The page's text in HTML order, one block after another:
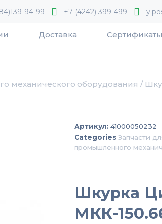
94-99 +7 (4242) 399-499
Доставка Сертификаты
механического оборудования /
Артикул: 41000050232
Categories Запчасти
промышленного
Шкурка
МКК-